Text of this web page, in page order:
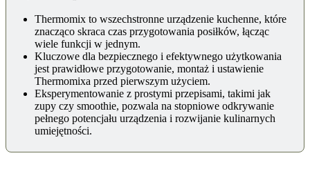
Thermomix to wszechstronne urządzenie kuchenne, które
znacząco skraca czas przygotowania posiłków, łącząc
wiele funkcji w jednym.
Kluczowe dla bezpiecznego i efektywnego użytkowania
jest prawidłowe przygotowanie, montaż i ustawienie
Thermomixa przed pierwszym użyciem.
Eksperymentowanie z prostymi przepisami, takimi jak
zupy czy smoothie, pozwala na stopniowe odkrywanie
pełnego potencjału urządzenia i rozwijanie kulinarnych
umiejętności.